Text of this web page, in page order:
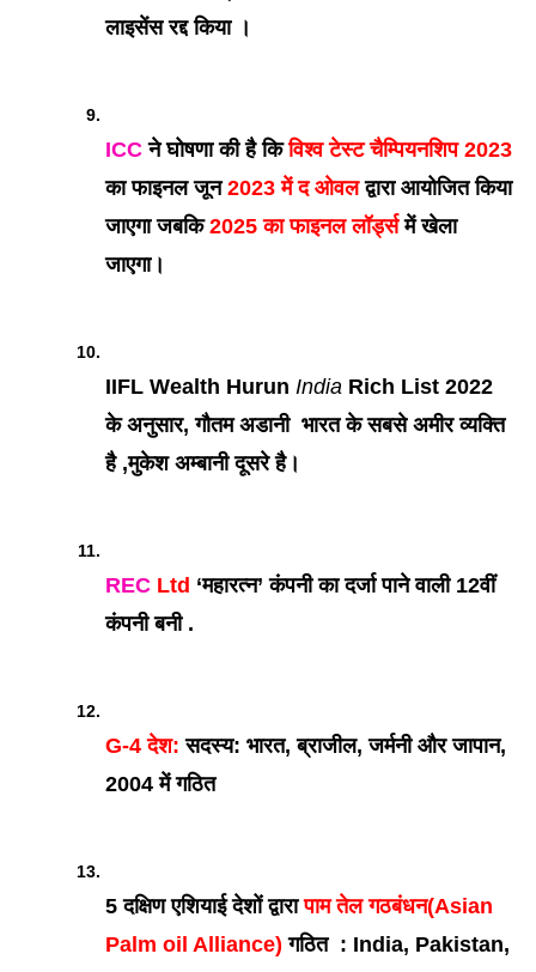
लाइसेंस रद्द किया ।
ICC ने घोषणा की है कि विश्व टेस्ट चैम्पियनशिप 2023
का फाइनल जून 2023 में द ओवल द्वारा आयोजित किया
जाएगा जबकि 2025 का फाइनल लॉर्ड्स में खेला
जाएगा।
IIFL Wealth Hurun India Rich List 2022
के अनुसार, गौतम अडानी  भारत के सबसे अमीर व्यक्ति
है ,मुकेश अम्बानी दूसरे है।
REC Ltd ‘महारत्न’ कंपनी का दर्जा पाने वाली 12वीं
कंपनी बनी .
G-4 देश: सदस्य: भारत, ब्राजील, जर्मनी और जापान,
2004 में गठित
5 दक्षिण एशियाई देशों द्वारा पाम तेल गठबंधन(Asian
Palm oil Alliance) गठित  : India, Pakistan,